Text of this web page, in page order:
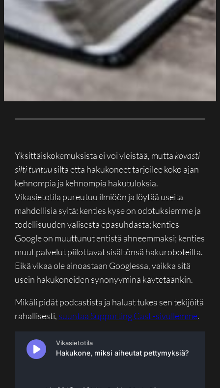
Yksittäiskokemuksista ei voi yleistää, mutta kovasti
siltituntuusiltä että hakukoneet tarjoilee koko ajan
kehnompia ja kehnompia hakutuloksia.
Vikasietotila pureutuu ilmiöön ja löytää useita
mahdollisia syitä: kenties kyse on odotuksiemme ja
todellisuuden välisestä epäsuhdasta; kenties
Google on muuttunut entistä ahneemmaksi; kenties
muut palvelut piilottavat sisältönsä hakuroboteilta.
Eikä vikaa ole ainoastaan Googlessa, vaikka sitä
usein hakukoneiden synonyyminä käytetäänkin.
Mikäli pidät podcastista ja haluat tukea sen tekijöitä
rahallisesti, suuntaa Supporting Cast -sivullemme.